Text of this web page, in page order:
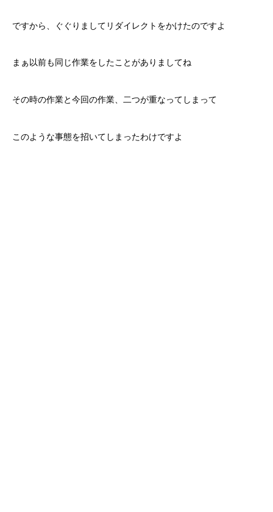
ですから、ぐぐりましてリダイレクトをかけたのですよ
まぁ以前も同じ作業をしたことがありましてね
その時の作業と今回の作業、二つが重なってしまって
このような事態を招いてしまったわけですよ